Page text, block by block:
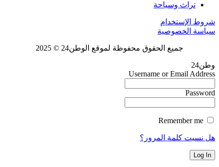
تراث وسياحة
شروط الإستخدام
سياسة الخصوصية
جميع الحقوق محفوظة لموقع الوطن24 © 2025
وطن24
Username or Email Address
Password
هل نسيت كلمة المرور؟